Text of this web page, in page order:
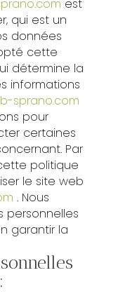
est
qui est un
données
cette
détermine la
informations
sprano.com
pour
certaines
Par
politique
le site web
. Nous
personnelles
garantir la